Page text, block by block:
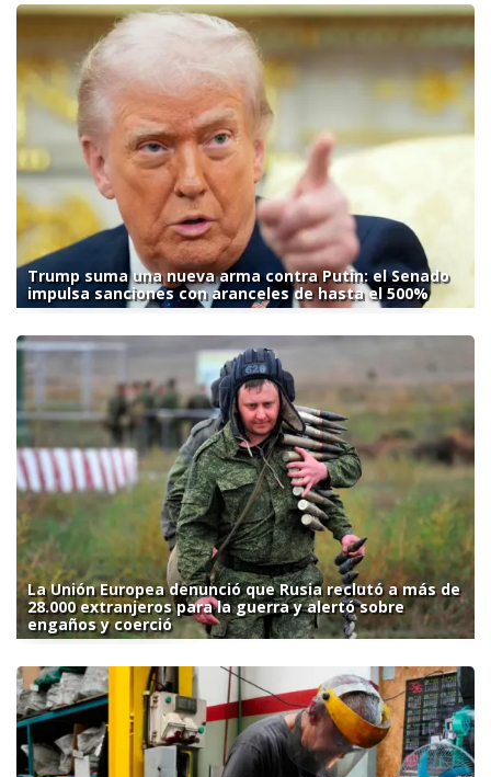
Trump suma una nueva arma contra Putin: el Senado
impulsa sanciones con aranceles de hasta el 500%
La Unión Europea denunció que Rusia reclutó a más de
28.000 extranjeros para la guerra y alertó sobre
engaños y coerció